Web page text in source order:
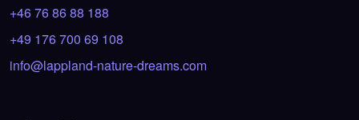
+46 76 86 88 188
+49 176 700 69 108
info@lappland-nature-dreams.com